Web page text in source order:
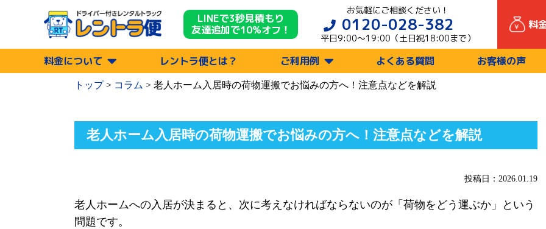
LINEで3秒見積もり
友達追加で10%オフ！
お気軽にご相談ください！
0120-028-382
平日9:00〜19:00（土日祝18:00まで）
料
料金について レントラ便とは？ ご利用例 よくある質問 お客様の声
トップ> コラム > 老人ホーム入居時の荷物運搬でお悩みの方へ！注意点などを解説
老人ホーム入居時の荷物運搬でお悩みの方へ！注意点などを解説
投稿日：2026.01.19
老人ホームへの入居が決まると、次に考えなければならないのが「荷物をどう運ぶか」という
問題です。